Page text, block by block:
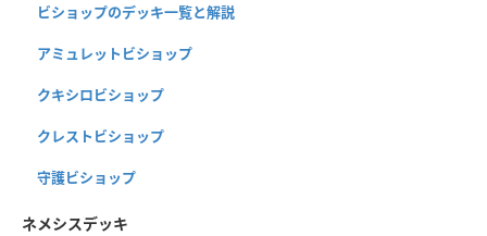
ビショップのデッキ一覧と解説
アミュレットビショップ
クキシロビショップ
クレストビショップ
守護ビショップ
ネメシスデッキ